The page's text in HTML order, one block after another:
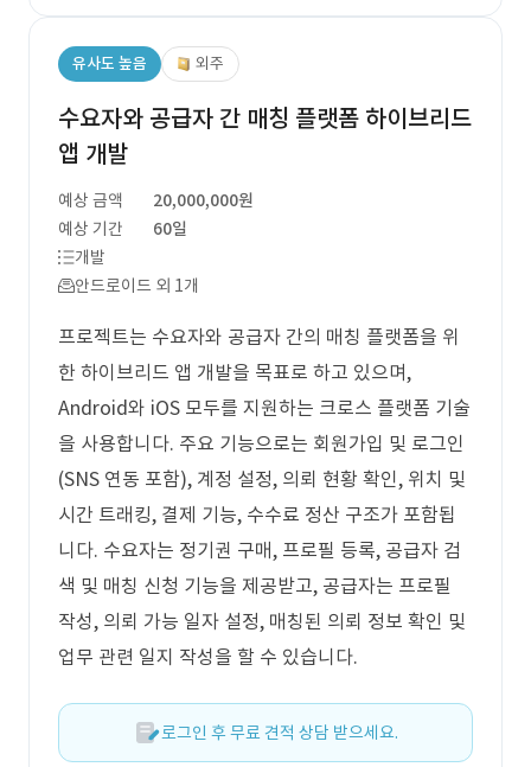
유사도 높음 외주
수요자와 공급자 간 매칭 플랫폼 하이브리드
앱 개발
예상 금액
20,000,000원
예상 기간
60일
개발
안드로이드 외 1개
프로젝트는 수요자와 공급자 간의 매칭 플랫폼을 위
한 하이브리드 앱 개발을 목표로 하고 있으며,
Android와 iOS 모두를 지원하는 크로스 플랫폼 기술
을 사용합니다. 주요 기능으로는 회원가입 및 로그인
(SNS 연동 포함), 계정 설정, 의뢰 현황 확인, 위치 및
시간 트래킹, 결제 기능, 수수료 정산 구조가 포함됩
니다. 수요자는 정기권 구매, 프로필 등록, 공급자 검
색 및 매칭 신청 기능을 제공받고, 공급자는 프로필
작성, 의뢰 가능 일자 설정, 매칭된 의뢰 정보 확인 및
업무 관련 일지 작성을 할 수 있습니다.
로그인 후 무료 견적 상담 받으세요.